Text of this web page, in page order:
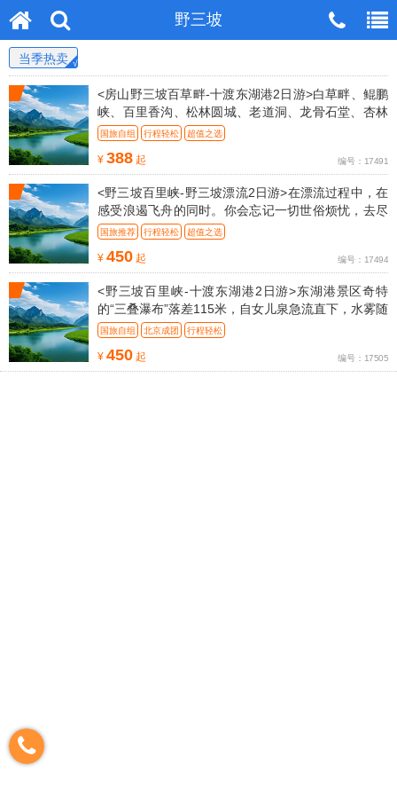
野三坡
当季热卖
<房山野三坡百草畔-十渡东湖港2日游>白草畔、鲲鹏
峡、百里香沟、松林圆城、老道洞、龙骨石堂、杏林
园等7个景区
国旅自组 行程轻松 超值之选
¥ 388 起 编号：17491
<野三坡百里峡-野三坡漂流2日游>在漂流过程中，在
感受浪遏飞舟的同时。你会忘记一切世俗烦忧，去尽
情的享受
国旅推荐 行程轻松 超值之选
¥ 450 起 编号：17494
<野三坡百里峡-十渡东湖港2日游>东湖港景区奇特
的“三叠瀑布”落差115米，自女儿泉急流直下，水雾随
风飘落
国旅自组 北京成团 行程轻松
¥ 450 起 编号：17505